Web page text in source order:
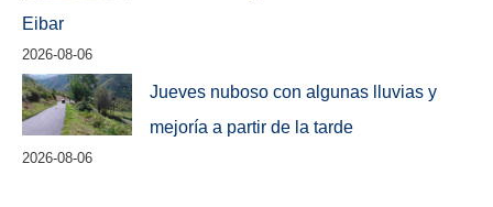
Eibar
2026-08-06
Jueves nuboso con algunas lluvias y
mejoría a partir de la tarde
2026-08-06